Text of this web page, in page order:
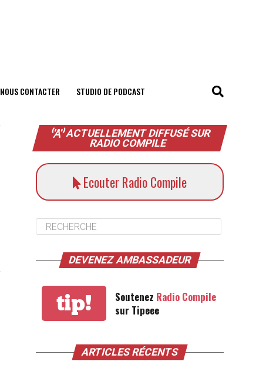
NOUS CONTACTER STUDIO DE PODCAST
ACTUELLEMENT DIFFUSÉ SUR
RADIO COMPILE
Ecouter Radio Compile
DEVENEZ AMBASSADEUR
tip! Soutenez Radio Compile
sur Tipeee
ARTICLES RÉCENTS